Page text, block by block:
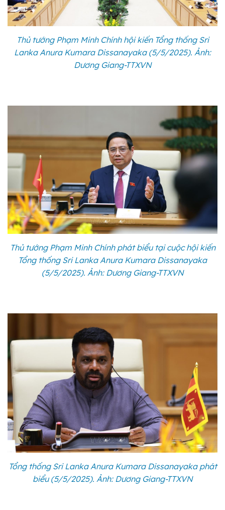
Thủ tướng Phạm Minh Chính hội kiến Tổng thống Sri
Lanka Anura Kumara Dissanayaka (5/5/2025). Ảnh:
Dương Giang-TTXVN
Thủ tướng Phạm Minh Chính phát biểu tại cuộc hội kiến
Tổng thống Sri Lanka Anura Kumara Dissanayaka
(5/5/2025). Ảnh: Dương Giang-TTXVN
Tổng thống Sri Lanka Anura Kumara Dissanayaka phát
biểu (5/5/2025). Ảnh: Dương Giang-TTXVN